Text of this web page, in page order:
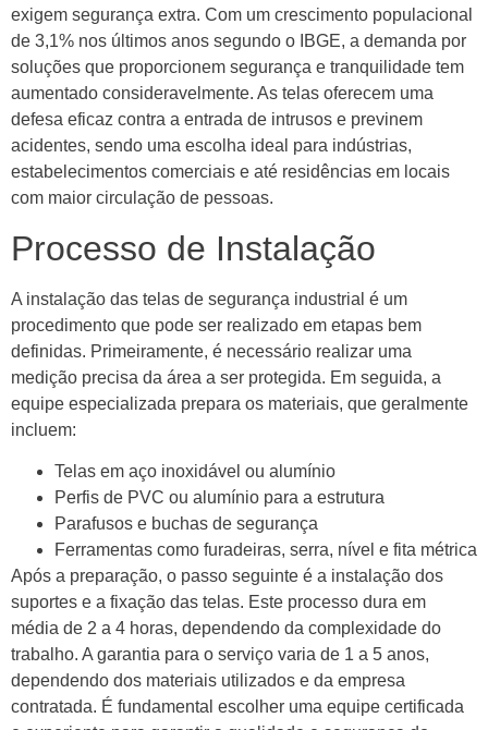
exigem segurança extra. Com um crescimento populacional
de 3,1% nos últimos anos segundo o IBGE, a demanda por
soluções que proporcionem segurança e tranquilidade tem
aumentado consideravelmente. As telas oferecem uma
defesa eficaz contra a entrada de intrusos e previnem
acidentes, sendo uma escolha ideal para indústrias,
estabelecimentos comerciais e até residências em locais
com maior circulação de pessoas.
Processo de Instalação
A instalação das telas de segurança industrial é um
procedimento que pode ser realizado em etapas bem
definidas. Primeiramente, é necessário realizar uma
medição precisa da área a ser protegida. Em seguida, a
equipe especializada prepara os materiais, que geralmente
incluem:
Telas em aço inoxidável ou alumínio
Perfis de PVC ou alumínio para a estrutura
Parafusos e buchas de segurança
Ferramentas como furadeiras, serra, nível e fita métrica
Após a preparação, o passo seguinte é a instalação dos
suportes e a fixação das telas. Este processo dura em
média de 2 a 4 horas, dependendo da complexidade do
trabalho. A garantia para o serviço varia de 1 a 5 anos,
dependendo dos materiais utilizados e da empresa
contratada. É fundamental escolher uma equipe certificada